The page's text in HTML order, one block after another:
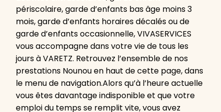
périscolaire, garde d’enfants bas âge moins 3
mois, garde d’enfants horaires décalés ou de
garde d’enfants occasionnelle, VIVASERVICES
vous accompagne dans votre vie de tous les
jours à VARETZ. Retrouvez l’ensemble de nos
prestations Nounou en haut de cette page, dans
le menu de navigation.Alors qu’à l’heure actuelle
vous êtes davantage indisponible et que votre
emploi du temps se remplit vite, vous avez